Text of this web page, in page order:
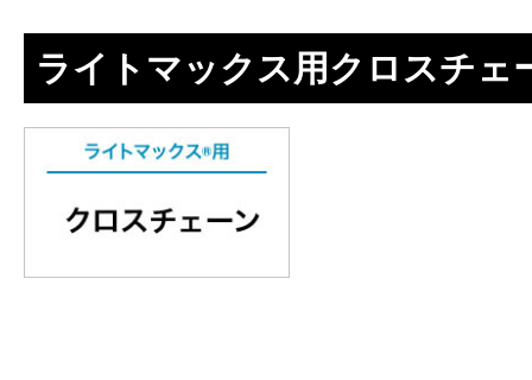
ライトマックス用クロスチェ